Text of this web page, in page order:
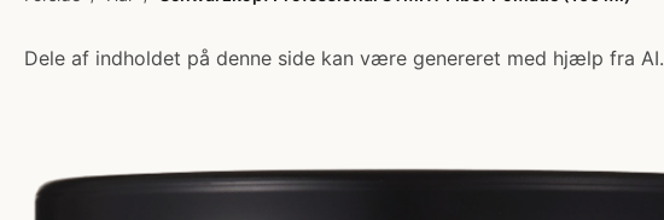
Dele af indholdet på denne side kan være genereret med hjælp fra AI.